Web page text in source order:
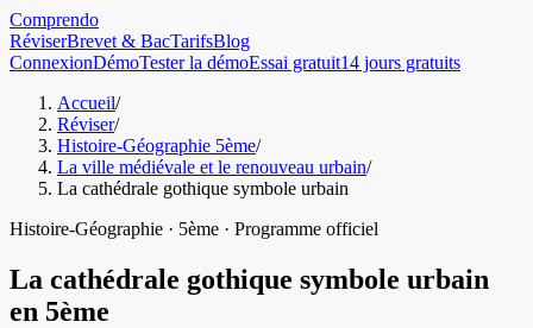
Comprendo
RéviserBrevet & BacTarifsBlog
ConnexionDémoTester la démoEssai gratuit14 jours gratuits
Accueil/
Réviser/
Histoire-Géographie 5ème/
La ville médiévale et le renouveau urbain/
La cathédrale gothique symbole urbain
Histoire-Géographie · 5ème · Programme officiel
La cathédrale gothique symbole urbain
en 5ème